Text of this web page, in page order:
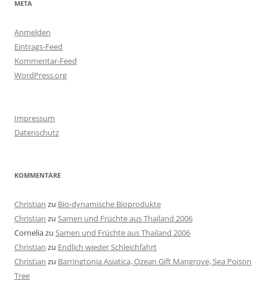
META
Anmelden
Eintrags-Feed
Kommentar-Feed
WordPress.org
Impressum
Datenschutz
KOMMENTARE
Christian zu Bio-dynamische Bioprodukte
Christian zu Samen und Früchte aus Thailand 2006
Corneliazu Samen und Früchte aus Thailand 2006
Christian zu Endlich wieder Schleichfahrt
Christian zu Barringtonia Asiatica, Ozean Gift Mangrove, Sea Poison
Tree